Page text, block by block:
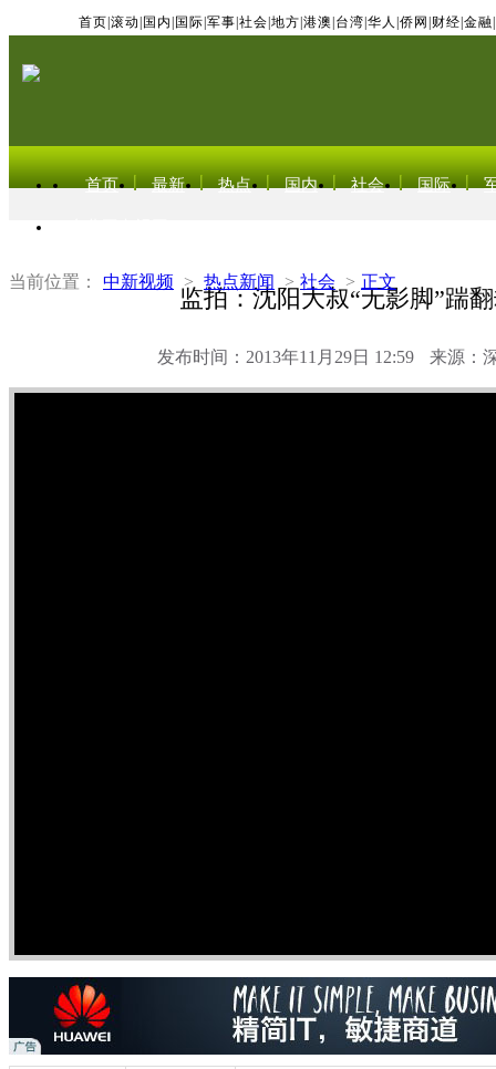
首页 滚动 国内 国际 军事 社会 地方 港澳 台湾 华人 侨网 财经 金融
首页 最新 热点 国内 社会 国际
当前位置： 中新视频 > 热点新闻 > 社会 > 正文
监拍：沈阳大叔“无影脚”踹
发布时间：2013年11月29日 12:59 来源：